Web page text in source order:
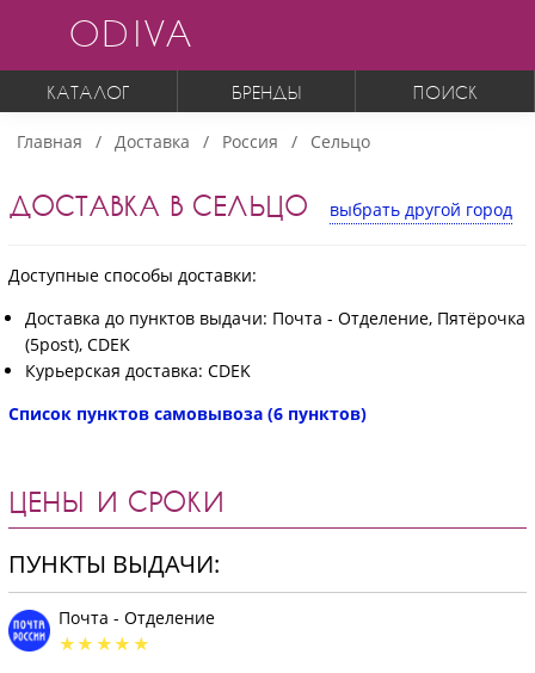
ODIVA
КАТАЛОГ БРЕНДЫ ПОИСК
Главная Доставка Россия Сельцо
ДОСТАВКА В СЕЛЬЦО выбрать другой город
Доступные способы доставки:
Доставка до пунктов выдачи: Почта - Отделение, Пятёрочка
(5post), CDEK
Курьерская доставка: CDEK
Список пунктов самовывоза (6 пунктов)
ЦЕНЫ И СРОКИ
ПУНКТЫ ВЫДАЧИ:
Почта - Отделение